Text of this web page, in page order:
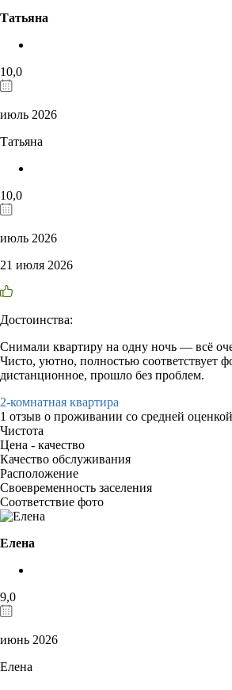
Татьяна
10,0
июль 2026
Татьяна
10,0
июль 2026
21 июля 2026
Достоинства:
Снимали квартиру на одну ночь — всё
Чисто, уютно, полностью соответствует
дистанционное, прошло без проблем.
2-комнатная квартира
1 отзыв о проживании со средней оценкой
Чистота
Цена - качество
Качество обслуживания
Расположение
Своевременность заселения
Соответствие фото
Елена
9,0
июнь 2026
Елена